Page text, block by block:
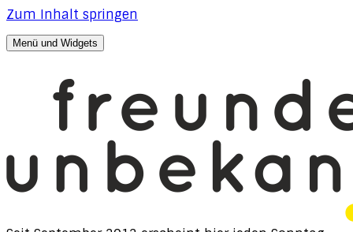
Zum Inhalt springen
freunde, unbekannte
Texte von Dina Hörig, Michael Elias Graul & Korbinian
Menü und Widgets